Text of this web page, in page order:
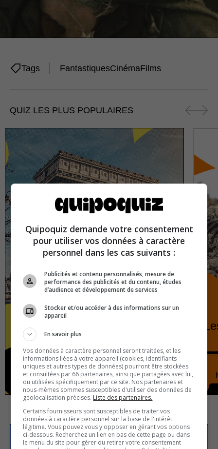
Tags FantastiquesCinémaFilms
QUIZ LES PLUS POPULAIRES
La France
France Vrai ou faux
S’inscrire à la newsletter
Quipoquiz demande votre consentement
pour utiliser vos données à caractère
personnel dans les cas suivants :
Publicités et contenu personnalisés, mesure de
performance des publicités et du contenu, études
d’audience et développement de services
Stocker et/ou accéder à des informations sur un
appareil
En savoir plus
Vos données à caractère personnel seront traitées, et les
informations liées à votre appareil (cookies, identifiants
uniques et autres types de données) pourront être stockées
et consultées par 66 partenaires, ainsi que partagées avec lui,
ou utilisées spécifiquement par ce site. Nos partenaires et
nous-mêmes sommes susceptibles d'utiliser des données de
géolocalisation précises. Liste des partenaires.
Certains fournisseurs sont susceptibles de traiter vos
données à caractère personnel sur la base de l'intérêt
légitime. Vous pouvez vous y opposer en gérant vos options
ci-dessous. Recherchez un lien en bas de cette page ou dans
le menu du site pour gérer ou retirer votre consentement